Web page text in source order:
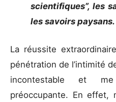
scientifiques”, les
les savoirs
La réussite
pénétration de l’intimité
incontestable et
préoccupante. En effet,